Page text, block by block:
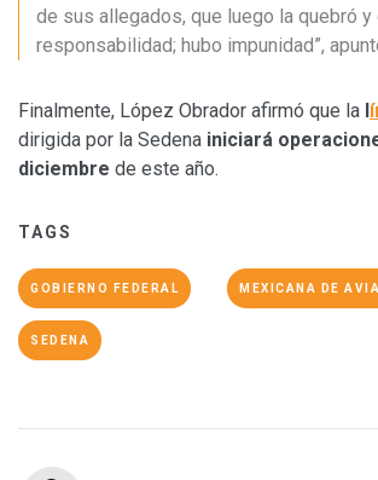
de sus allegados, que luego la quebró y
responsabilidad; hubo impunidad”,
Finalmente, López Obrador afirmó que la l
dirigida por la Sedena iniciará
diciembre de este año.
TAGS
GOBIERNO FEDERAL MEXICANA DE
SEDENA